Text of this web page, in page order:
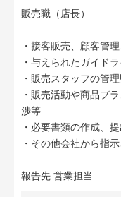
販売職（店長）
・接客販売、顧客管
・与えられたガイド
・販売スタッフの管
・販売活動や商品プ
渉等
・必要書類の作成、提
・その他会社から指
報告先 営業担当